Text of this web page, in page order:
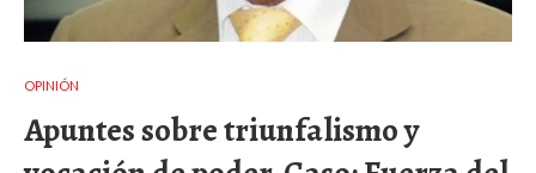
OPINIÓN
Apuntes sobre triunfalismo y